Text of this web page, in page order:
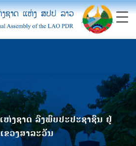
ງຊາດ ລົງພົບປະປະຊາຊົນ ຢູ່
ຂວງສາລະວັນ